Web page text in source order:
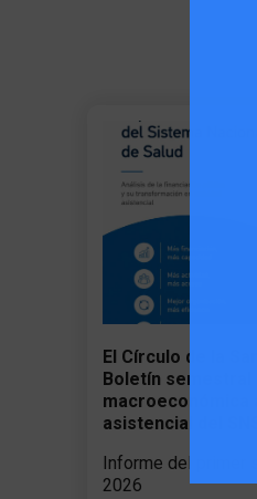
El Círculo de la
Boletín semestral
macroeconómica
asistencial del SNS"
Informe del primer
2026